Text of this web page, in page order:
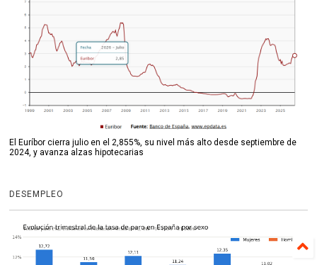
El Euríbor cierra julio en el 2,855%, su nivel más alto desde septiembre de
2024, y avanza alzas hipotecarias
DESEMPLEO